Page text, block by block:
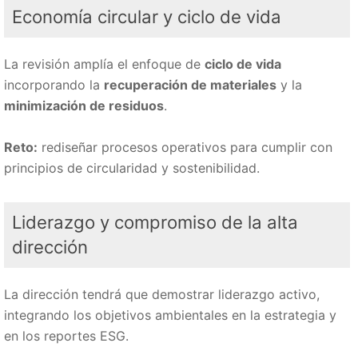
Economía circular y ciclo de vida
La revisión amplía el enfoque de ciclo de vida
incorporando la recuperación de materiales y la
minimización de residuos.
Reto: rediseñar procesos operativos para cumplir con
principios de circularidad y sostenibilidad.
Liderazgo y compromiso de la alta
dirección
La dirección tendrá que demostrar liderazgo activo,
integrando los objetivos ambientales en la estrategia y
en los reportes ESG.